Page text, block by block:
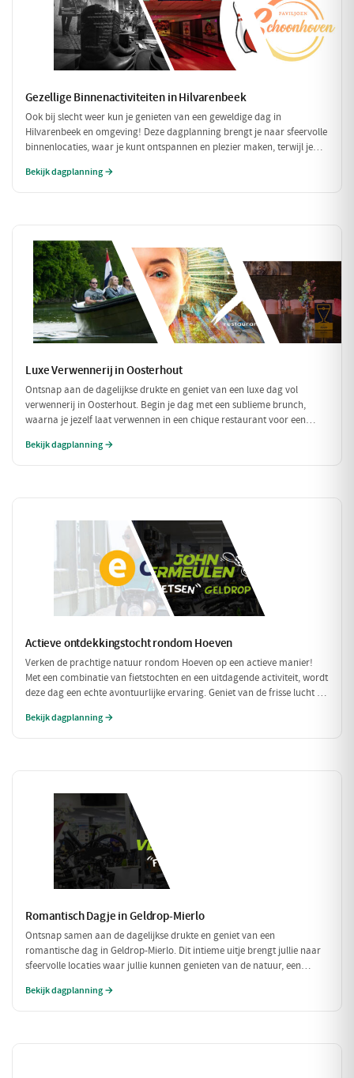
Gezellige Binnenactiviteiten in Hilvarenbeek
Ook bij slecht weer kun je genieten van een geweldige dag in
Hilvarenbeek en omgeving! Deze dagplanning brengt je naar sfeervolle
binnenlocaties, waar je kunt ontspannen en plezier maken, terwijl je
vrienden of familie!
Bekijk dagplanning →
Luxe Verwennerij in Oosterhout
Ontsnap aan de dagelijkse drukte en geniet van een luxe dag vol
verwennerij in Oosterhout. Begin je dag met een sublieme brunch,
waarna je jezelf laat verwennen in een chique restaurant voor een
weg met een bezoek aan een exclusieve wellness. Een dag om nooit te
Bekijk dagplanning →
Actieve ontdekkingstocht rondom Hoeven
Verken de prachtige natuur rondom Hoeven op een actieve manier!
Met een combinatie van fietstochten en een uitdagende activiteit, wordt
deze dag een echte avontuurlijke ervaring. Geniet van de frisse lucht en
Bekijk dagplanning →
Romantisch Dagje in Geldrop-Mierlo
Ontsnap samen aan de dagelijkse drukte en geniet van een
romantische dag in Geldrop-Mierlo. Dit intieme uitje brengt jullie naar
sfeervolle locaties waar jullie kunnen genieten van de natuur, een
de omgeving en elkaar.
Bekijk dagplanning →